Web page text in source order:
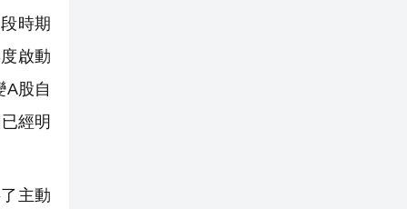
時期
啟動
A股自
經明
主動